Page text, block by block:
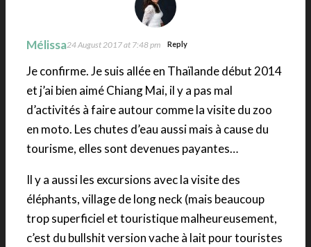
Mélissa24 August 2017 at 7:48 pm Reply
Je confirme. Je suis allée en Thaïlande début 2014
et j’ai bien aimé Chiang Mai, il y a pas mal
d’activités à faire autour comme la visite du zoo
en moto. Les chutes d’eau aussi mais à cause du
tourisme, elles sont devenues payantes…
Il y a aussi les excursions avec la visite des
éléphants, village de long neck (mais beaucoup
trop superficiel et touristique malheureusement,
c’est du bullshit version vache à lait pour touristes